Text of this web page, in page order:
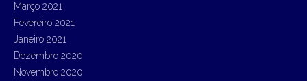
Março 2021
Fevereiro 2021
Janeiro 2021
Dezembro 2020
Novembro 2020